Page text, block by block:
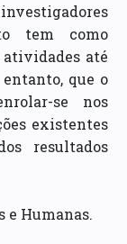
tem como
até
que o
se nos
existentes
resultados
e Humanas.